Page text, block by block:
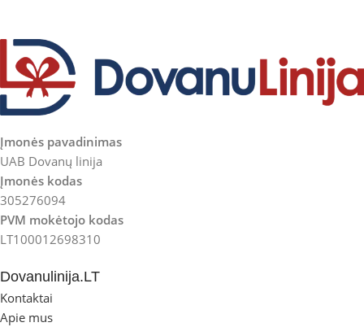
Įmonės pavadinimas
UAB Dovanų linija
Įmonės kodas
305276094
PVM mokėtojo kodas
LT100012698310
Dovanulinija.LT
Kontaktai
Apie mus